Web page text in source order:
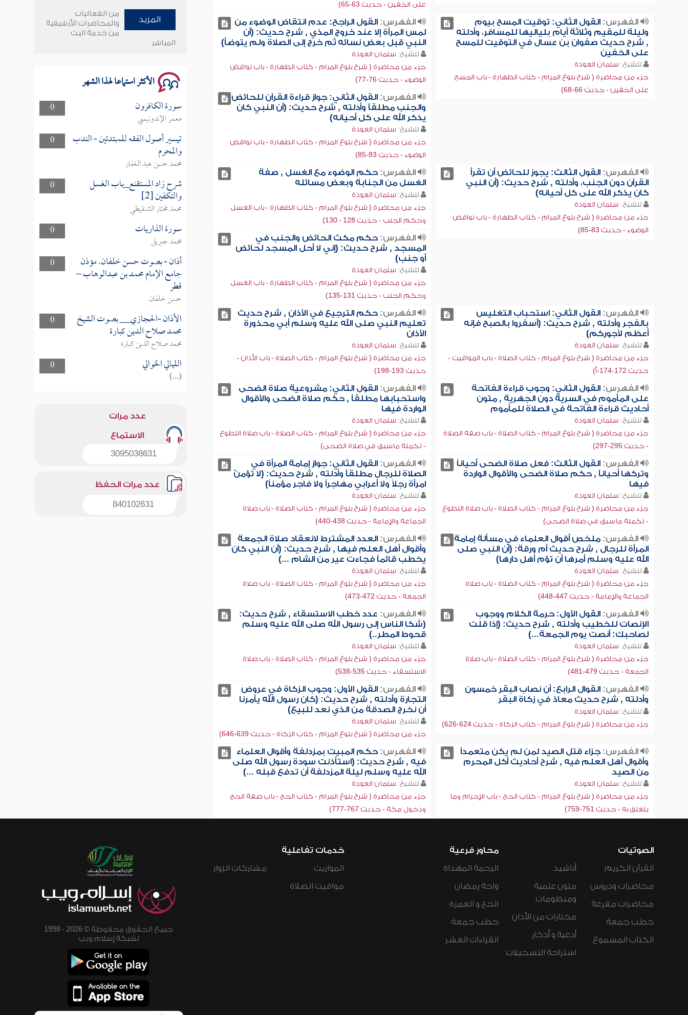
على الخفين - حديث 63-65)
الفهرس:القول الثاني: توقيت المسح بيوم
وليلة للمقيم وثلاثة أيام بلياليها للمسافر، وأدلته
, شرح حديث صفوان بن عسال في التوقيت للمسح
على الخفين
للشيخ: سلمان العودة
جزء من محاضرة ( شرح بلوغ المرام - كتاب الطهارة - باب المسح
على الخفين - حديث 66-68)
الفهرس: القول الراجح: عدم انتقاض الوضوء من
لمس المرأة إلا عند خروج المذي , شرح حديث: (أن
النبي قبل بعض نسائه ثم خرج إلى الصلاة ولم يتوضأ)
للشيخ: سلمان العودة
جزء من محاضرة ( شرح بلوغ المرام - كتاب الطهارة - باب نواقض
الوضوء - حديث 76-77)
الفهرس: القول الثاني: جواز قراءة القرآن للحائض
والجنب مطلقاً وأدلته , شرح حديث: (أن النبي كان
يذكر الله على كل أحيانه)
للشيخ: سلمان العودة
جزء من محاضرة ( شرح بلوغ المرام - كتاب الطهارة - باب نواقض
الوضوء - حديث 83-85)
الفهرس:القول الثالث: يجوز للحائض أن تقرأ
القرآن دون الجنب، وأدلته , شرح حديث: (أن النبي
كان يذكر الله على كل أحيانه)
للشيخ: سلمان العودة
جزء من محاضرة ( شرح بلوغ المرام - كتاب الطهارة - باب نواقض
الوضوء - حديث 83-85)
الفهرس: حكم الوضوء مع الغسل , صفة
الغسل من الجنابة وبعض مسائله
للشيخ: سلمان العودة
جزء من محاضرة ( شرح بلوغ المرام - كتاب الطهارة - باب الغسل
وحكم الجنب - حديث 128 - 130)
الفهرس: حكم مكث الحائض والجنب في
المسجد , شرح حديث: (إني لا أحل المسجد لحائض
أو جنب)
للشيخ: سلمان العودة
جزء من محاضرة ( شرح بلوغ المرام - كتاب الطهارة - باب الغسل
وحكم الجنب - حديث 131-135)
الفهرس:القول الثاني: استحباب التغليس
بالفجر وأدلته , شرح حديث: (أسفروا بالصبح فإنه
أعظم لأجوركم)
للشيخ: سلمان العودة
جزء من محاضرة ( شرح بلوغ المرام - كتاب الصلاة - باب المواقيت -
حديث 172-174-أ)
الفهرس: حكم الترجيع في الأذان , شرح حديث
تعليم النبي صلى الله عليه وسلم أبي محذورة
الأذان
للشيخ: سلمان العودة
جزء من محاضرة ( شرح بلوغ المرام - كتاب الصلاة - باب الأذان -
حديث 193-198)
الفهرس:القول الثاني: وجوب قراءة الفاتحة
على المأموم في السرية دون الجهرية , متون
أحاديث قراءة الفاتحة في الصلاة للمأموم
للشيخ: سلمان العودة
جزء من محاضرة ( شرح بلوغ المرام - كتاب الصلاة - باب صفة الصلاة
- حديث 295-297)
الفهرس: القول الثاني: مشروعية صلاة الضحى
واستحبابها مطلقاً , حكم صلاة الضحى والأقوال
الواردة فيها
للشيخ: سلمان العودة
جزء من محاضرة ( شرح بلوغ المرام - كتاب الصلاة - باب صلاة التطوع
- تكملة ماسبق في صلاة الضحى)
الفهرس:القول الثالث: فعل صلاة الضحى أحياناً
وتركها أحياناً , حكم صلاة الضحى والأقوال الواردة
فيها
للشيخ: سلمان العودة
جزء من محاضرة ( شرح بلوغ المرام - كتاب الصلاة - باب صلاة التطوع
- تكملة ماسبق في صلاة الضحى)
الفهرس: القول الثاني: جواز إمامة المرأة في
الصلاة للرجال مطلقاً وأدلته , شرح حديث: (لا تؤمنّ
امرأة رجلاً ولا أعرابي مهاجراً ولا فاجر مؤمناً)
للشيخ: سلمان العودة
جزء من محاضرة ( شرح بلوغ المرام - كتاب الصلاة - باب صلاة
الجماعة والإمامة - حديث 438-440)
الفهرس:ملخص أقوال العلماء في مسألة إمامة
المرأة للرجال , شرح حديث أم ورقة: (أن النبي صلى
الله عليه وسلم أمرها أن تؤم أهل دارها)
للشيخ: سلمان العودة
جزء من محاضرة ( شرح بلوغ المرام - كتاب الصلاة - باب صلاة
الجماعة والإمامة - حديث 447-448)
الفهرس: العدد المشترط لانعقاد صلاة الجمعة
وأقوال أهل العلم فيها , شرح حديث: (أن النبي كان
يخطب قائماً فجاءت عير من الشام ...)
للشيخ: سلمان العودة
جزء من محاضرة ( شرح بلوغ المرام - كتاب الصلاة - باب صلاة
الجمعة - حديث 472-473)
الفهرس:القول الأول: حرمة الكلام ووجوب
الإنصات للخطيب وأدلته , شرح حديث: (إذا قلت
لصاحبك: أنصت يوم الجمعة...)
للشيخ: سلمان العودة
جزء من محاضرة ( شرح بلوغ المرام - كتاب الصلاة - باب صلاة
الجمعة - حديث 479-481)
الفهرس: عدد خطب الاستسقاء , شرح حديث:
(شكا الناس إلى رسول الله صلى الله عليه وسلم
قحوط المطر..)
للشيخ: سلمان العودة
جزء من محاضرة ( شرح بلوغ المرام - كتاب الصلاة - باب صلاة
الاستسقاء - حديث 535-538)
الفهرس:القوال الرابع: أن نصاب البقر خمسون
وأدلته , شرح حديث معاذ في زكاة البقر
للشيخ: سلمان العودة
جزء من محاضرة ( شرح بلوغ المرام - كتاب الزكاة - حديث 624-626)
الفهرس: القول الأول: وجوب الزكاة في عروض
التجارة وأدلته , شرح حديث: (كان رسول الله يأمرنا
أن نخرج الصدقة من الذي نعد للبيع)
للشيخ: سلمان العودة
جزء من محاضرة ( شرح بلوغ المرام - كتاب الزكاة - حديث 639-646)
الفهرس:جزاء قتل الصيد لمن لم يكن متعمداً
وأقوال أهل العلم فيه , شرح أحاديث أكل المحرم
من الصيد
للشيخ: سلمان العودة
جزء من محاضرة ( شرح بلوغ المرام - كتاب الحج - باب الإحرام وما
يتعلق به - حديث 751-759)
الفهرس: حكم المبيت بمزدلفة وأقوال العلماء
فيه , شرح حديث: (استأذنت سودة رسول الله صلى
الله عليه وسلم ليلة المزدلفة أن تدفع قبله ...)
للشيخ: سلمان العودة
جزء من محاضرة ( شرح بلوغ المرام - كتاب الحج - باب صفة الحج
ودخول مكة - حديث 767-777)
وأمنهم من خوف 9
سلسلة محاضرات نفحات رمضانية
المزيد
من الفعاليات
والمحاضرات الأرشيفية
من خدمة البث
المباشر
الأكثر استماعا لهذا الشهر
0 سورة الكافرون
معمر الإندونيسي
0
تيسير أصول الفقه للمبتدئين - الندب
والمحرم
محمد حسن عبد الغفار
0
شرح زاد المستقنع_باب الغسل
والتكفين [2]
محمد مختار الشنقيطي
0
سورة الذاريات
محمد جبريل
0
أذان - بصوت حسن خلفان. مؤذن
جامع الإمام محمد بن عبدالوهاب –
قطر
حسن خلفان
0
الأذان -الحجازي__ بصوت الشيخ
محمد صلاح الدين كبارة
محمد صلاح الدين كبارة
0
الليالي الخوالي
(...)
عدد مرات
الاستماع
3095038631
عدد مرات الحفظ
840102631
الصوتيات
القرآن الكريم
محاضرات ودروس
محاضرات مفرغة
خطب جمعة
الكتاب المسموع
أناشيد
متون علمية
ومنظومات
مختارات من الأذان
أدعية و أذكار
استراحة التسجيلات
محاور فرعية
الرحمة المهداة
واحة رمضان
الحج و العمرة
خطب جمعة
القراءات العشر
خدمات تفاعلية
المواريث
مواقيت الصلاة
مشاركات الزوار
جميع الحقوق محفوظة © 2026 - 1998
لشبكة إسلام ويب